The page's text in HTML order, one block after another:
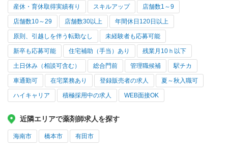
産休・育休取得実績有り スキルアップ 店舗数1～9
店舗数10～29 店舗数30以上 年間休日120日以上
原則、引越しを伴う転勤なし 未経験者も応募可能
新卒も応募可能 住宅補助（手当）あり 残業月10ｈ以下
土日休み（相談可含む） 総合門前 管理職候補 駅チカ
車通勤可 在宅業務あり 登録販売者の求人 夏～秋入職可
ハイキャリア 積極採用中の求人 WEB面接OK
近隣エリアで薬剤師求人を探す
海南市 橋本市 有田市